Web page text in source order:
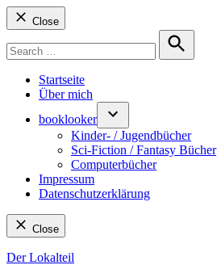
Close
for:
Search
Startseite
Über mich
booklooker
Kinder- / Jugendbücher
Sci-Fiction / Fantasy Bücher
Computerbücher
Impressum
Datenschutzerklärung
Close
Skip
Der Lokalteil